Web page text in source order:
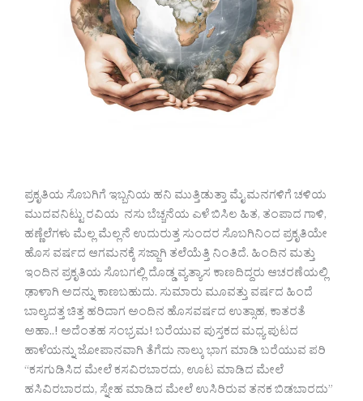
ಪ್ರಕೃತಿಯ ಸೊಬಗಿಗೆ ಇಬ್ಬನಿಯ ಹನಿ ಮುತ್ತಿಡುತ್ತಾ ಮೈ ಮನಗಳಿಗೆ ಚಳಿಯ
ಮುದವನಿಟ್ಟು ರವಿಯ ನಸು ಬೆಚ್ಚನೆಯ ಎಳೆ ಬಿಸಿಲ ಹಿತ, ತಂಪಾದ ಗಾಳಿ,
ಹಣ್ಣೆಲೆಗಳು ಮೆಲ್ಲ ಮೆಲ್ಲನೆ ಉದುರುತ್ತ ಸುಂದರ ಸೊಬಗಿನಿಂದ ಪ್ರಕೃತಿಯೇ
ಹೊಸ ವರ್ಷದ ಆಗಮನಕ್ಕೆ ಸಜ್ಜಾಗಿ ತಲೆಯೆತ್ತಿ ನಿಂತಿದೆ. ಹಿಂದಿನ ಮತ್ತು
ಇಂದಿನ ಪ್ರಕೃತಿಯ ಸೊಬಗಲ್ಲಿ ದೊಡ್ಡ ವ್ಯತ್ಯಾಸ ಕಾಣದಿದ್ದರು ಆಚರಣೆಯಲ್ಲಿ
ಢಾಳಾಗಿ ಅದನ್ನು ಕಾಣಬಹುದು. ಸುಮಾರು ಮೂವತ್ತು ವರ್ಷದ ಹಿಂದೆ
ಬಾಲ್ಯದತ್ತ ಚಿತ್ತ ಹರಿದಾಗ ಅಂದಿನ ಹೊಸವರ್ಷದ ಉತ್ಸಾಹ, ಕಾತರತೆ
ಅಹಾ..! ಅದೆಂತಹ ಸಂಭ್ರಮ! ಬರೆಯುವ ಪುಸ್ತಕದ ಮಧ್ಯ ಪುಟದ
ಹಾಳೆಯನ್ನು ಜೋಪಾನವಾಗಿ ತೆಗೆದು ನಾಲ್ಕು ಭಾಗ ಮಾಡಿ ಬರೆಯುವ ಪರಿ
“ಕಸಗುಡಿಸಿದ ಮೇಲೆ ಕಸವಿರಬಾರದು, ಊಟ ಮಾಡಿದ ಮೇಲೆ
ಹಸಿವಿರಬಾರದು, ಸ್ನೇಹ ಮಾಡಿದ ಮೇಲೆ ಉಸಿರಿರುವ ತನಕ ಬಿಡಬಾರದು”